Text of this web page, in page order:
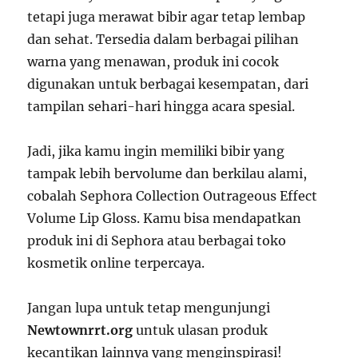
tetapi juga merawat bibir agar tetap lembap
dan sehat. Tersedia dalam berbagai pilihan
warna yang menawan, produk ini cocok
digunakan untuk berbagai kesempatan, dari
tampilan sehari-hari hingga acara spesial.
Jadi, jika kamu ingin memiliki bibir yang
tampak lebih bervolume dan berkilau alami,
cobalah Sephora Collection Outrageous Effect
Volume Lip Gloss. Kamu bisa mendapatkan
produk ini di Sephora atau berbagai toko
kosmetik online terpercaya.
Jangan lupa untuk tetap mengunjungi
Newtownrrt.org untuk ulasan produk
kecantikan lainnya yang menginspirasi!